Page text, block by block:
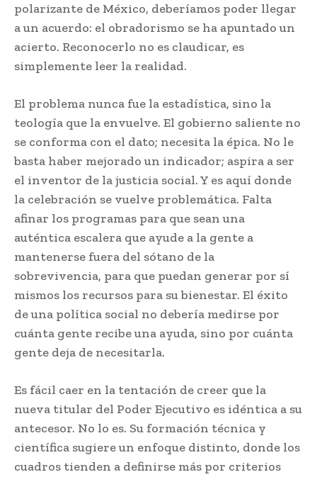
polarizante de México, deberíamos poder llegar
a un acuerdo: el obradorismo se ha apuntado un
acierto. Reconocerlo no es claudicar, es
simplemente leer la realidad.
El problema nunca fue la estadística, sino la
teología que la envuelve. El gobierno saliente no
se conforma con el dato; necesita la épica. No le
basta haber mejorado un indicador; aspira a ser
el inventor de la justicia social. Y es aquí donde
la celebración se vuelve problemática. Falta
afinar los programas para que sean una
auténtica escalera que ayude a la gente a
mantenerse fuera del sótano de la
sobrevivencia, para que puedan generar por sí
mismos los recursos para su bienestar. El éxito
de una política social no debería medirse por
cuánta gente recibe una ayuda, sino por cuánta
gente deja de necesitarla.
Es fácil caer en la tentación de creer que la
nueva titular del Poder Ejecutivo es idéntica a su
antecesor. No lo es. Su formación técnica y
científica sugiere un enfoque distinto, donde los
cuadros tienden a definirse más por criterios